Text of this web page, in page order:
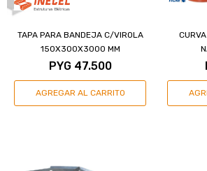
TAPA PARA BANDEJA C/VIROLA
150X300X3000 MM
PYG 47.500